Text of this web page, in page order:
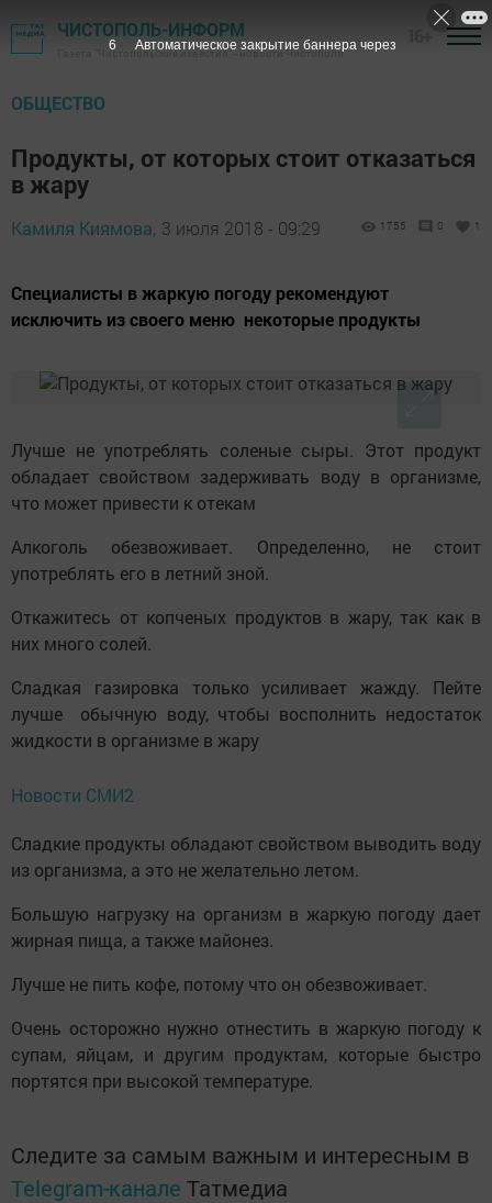
ЧИСТОПОЛЬ-ИНФОРМ
Газета "Чистопольские известия" - новости Чистополя
ОБЩЕСТВО
Продукты, от которых стоит отказаться
в жару
Камиля Киямова, 3 июля 2018 - 09:29 1755 0 1
Специалисты в жаркую погоду рекомендуют
исключить из своего меню некоторые продукты
Лучше не употреблять соленые сыры. Этот продукт
обладает свойством задерживать воду в организме,
что может привести к отекам
Алкоголь обезвоживает. Определенно, не стоит
употреблять его в летний зной.
Откажитесь от копченых продуктов в жару, так как в
них много солей.
Сладкая газировка только усиливает жажду. Пейте
лучше обычную воду, чтобы восполнить недостаток
жидкости в организме в жару
Новости СМИ2
Сладкие продукты обладают свойством выводить воду
из организма, а это не желательно летом.
Большую нагрузку на организм в жаркую погоду дает
жирная пища, а также майонез.
Лучше не пить кофе, потому что он обезвоживает.
Очень осторожно нужно отнестить в жаркую погоду к
супам, яйцам, и другим продуктам, которые быстро
портятся при высокой температуре.
Следите за самым важным и интересным в
Telegram-канале Татмедиа
5 Автоматическое закрытие баннера через